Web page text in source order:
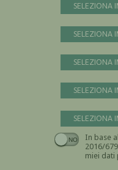
SELEZIONA
SELEZIONA
SELEZIONA
SELEZIONA
SELEZIONA
In base
2016/679
miei dati